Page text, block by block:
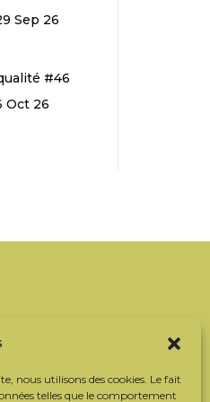
nous utilisons des cookies. Le fait
telles que le comportement
Sep 26
#46
Oct 26